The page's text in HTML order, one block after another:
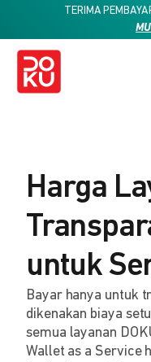
TERIMA
Harga
untuk
Bayar hanya untuk
dikenakan biaya
semua layanan
Wallet as a Service